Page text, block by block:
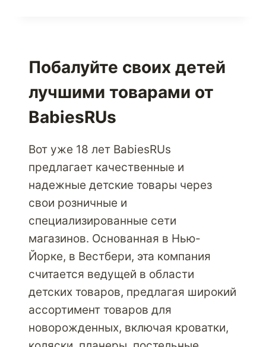
ИЗ
США
ЧЕРЕЗ
PARCELBOUND
Побалуйте своих детей
лучшими товарами от
BabiesRUs
Вот уже 18 лет BabiesRUs
предлагает качественные и
надежные детские товары через
свои розничные и
специализированные сети
магазинов. Основанная в Нью-
Йорке, в Вестбери, эта компания
считается ведущей в области
детских товаров, предлагая широкий
ассортимент товаров для
новорожденных, включая кроватки,